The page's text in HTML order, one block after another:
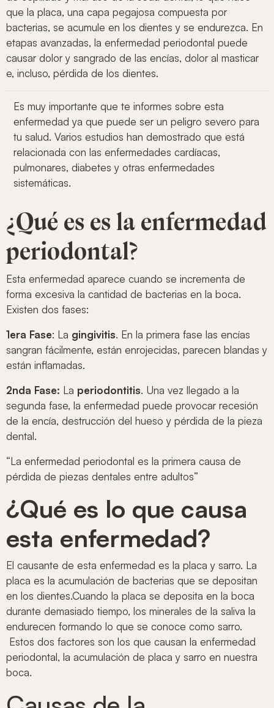
que la placa, una capa pegajosa compuesta por
bacterias, se acumule en los dientes y se endurezca. En
etapas avanzadas, la enfermedad periodontal puede
causar dolor y sangrado de las encías, dolor al masticar
e, incluso, pérdida de los dientes.
Es muy importante que te informes sobre esta
enfermedad ya que puede ser un peligro severo para
tu salud. Varios estudios han demostrado que está
relacionada con las enfermedades cardíacas,
pulmonares, diabetes y otras enfermedades
sistemáticas.
¿Qué es es la enfermedad
periodontal?
Esta enfermedad aparece cuando se incrementa de
forma excesiva la cantidad de bacterias en la boca.
Existen dos fases:
1era Fase: La gingivitis. En la primera fase las encías
sangran fácilmente, están enrojecidas, parecen blandas y
están inflamadas.
2nda Fase: La periodontitis. Una vez llegado a la
segunda fase, la enfermedad puede provocar recesión
de la encía, destrucción del hueso y pérdida de la pieza
dental.
“La enfermedad periodontal es la primera causa de
pérdida de piezas dentales entre adultos”
¿Qué es lo que causa
esta enfermedad?
El causante de esta enfermedad es la placa y sarro. La
placa es la acumulación de bacterias que se depositan
en los dientes.Cuando la placa se deposita en la boca
durante demasiado tiempo, los minerales de la saliva la
endurecen formando lo que se conoce como sarro.
Estos dos factores son los que causan la enfermedad
periodontal, la acumulación de placa y sarro en nuestra
boca.